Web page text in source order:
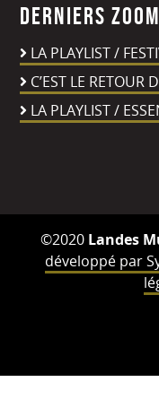
Derniers
LA PLAYLIST /
C’EST LE RETOUR
LA PLAYLIST /
©2020 Landes
développé par